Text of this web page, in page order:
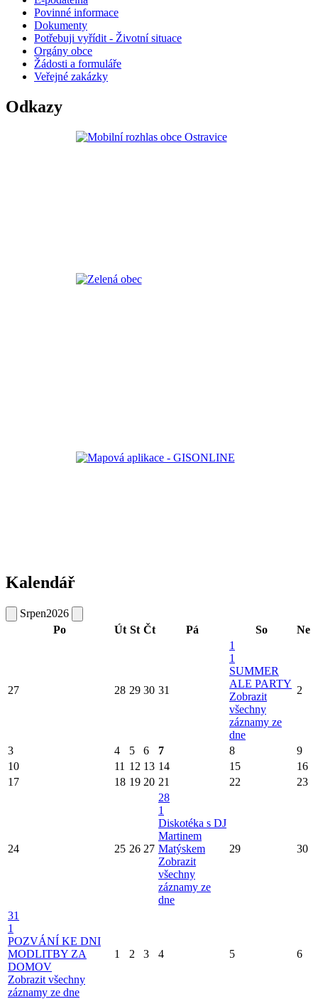
Povinné informace
Dokumenty
Potřebuji vyřídit - Životní situace
Orgány obce
Žádosti a formuláře
Veřejné zakázky
Odkazy
Kalendář
Srpen2026
Po
Út St Čt Pá So Ne
27 28 29 30 31
1
1
SUMMER
ALE PARTY
Zobrazit
všechny
záznamy ze
dne
2
3 4 5 6 7 8
9
10
11 12 13 14 15
16
17
18 19 20 21 22 23
24 25 26 27
28
1
Diskotéka s DJ
Martinem
Matýskem
Zobrazit
všechny
záznamy ze
dne
29 30
31
1
POZVÁNÍ KE DNI
MODLITBY ZA
DOMOV
Zobrazit všechny
záznamy ze dne
1 2 3 4 5 6